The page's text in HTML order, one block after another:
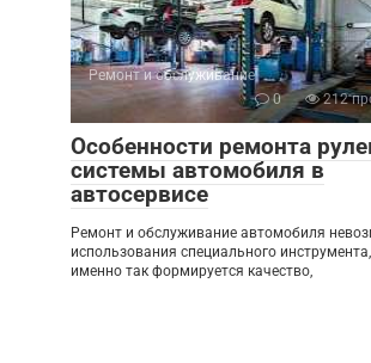
Ремонт и обслуживание
0
212
Особенности ремонта
системы автомобиля в
автосервисе
Ремонт и обслуживание автомобиля
использования специального
именно так формируется качество,